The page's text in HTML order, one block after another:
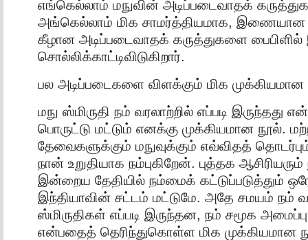
எங்கெல்லாம் மநுவின் அடிப்படைவாதக்
அங்கெல்லாம் மிக சாமர்த்தியமாக,
கீழான அடிப்படைவாதக் கருத்துகளை பைபிளில்
சொல்லிக்காட்டிவிடுகிறார்.
பல அடிப்படைகளை விளக்கும் மிக முக்கியமான
மநு ஸ்மிருதி நம் வரலாற்றில் எப்படி இருந்தது
பொருட்டு மட்டும் எனக்கு முக்கியமான நூல்.
தேவைகளுக்கும் மநுவுக்கும் எவ்விதத்
நான் உறுதியாக நம்புகிறேன். புத்தக ஆசிரியரும்
இன்றைய தேதியில் நம்மைக் கட்டுப்படுத்தும்
இந்தியாவின் சட்டம் மட்டுமே. அதே சமயம் நம்
ஸ்மிருதிகள் எப்படி இருந்தன, நம் சமூக அமைப்பு
என்பதைத் தெரிந்துகொள்ள மிக முக்கியமான